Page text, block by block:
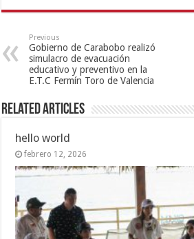
Previous
Gobierno de Carabobo realizó
simulacro de evacuación
educativo y preventivo en la
E.T.C Fermín Toro de Valencia
Related Articles
hello world
febrero 12, 2026